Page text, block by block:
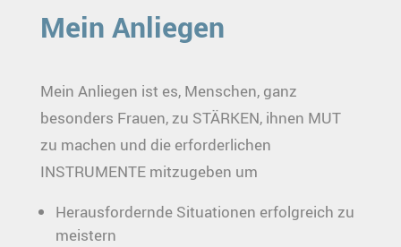
Mein Anliegen
Mein Anliegen ist es, Menschen, ganz
besonders Frauen, zu STÄRKEN, ihnen MUT
zu machen und die erforderlichen
INSTRUMENTE mitzugeben um
Herausfordernde Situationen erfolgreich zu
meistern